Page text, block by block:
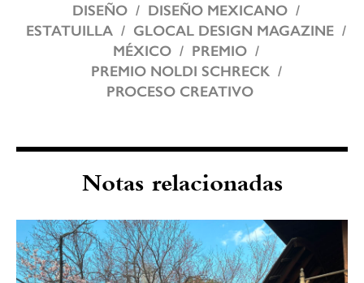
DISEÑO
DISEÑO MEXICANO
ESTATUILLA
GLOCAL DESIGN MAGAZINE
MÉXICO
PREMIO
PREMIO NOLDI SCHRECK
PROCESO CREATIVO
Notas relacionadas